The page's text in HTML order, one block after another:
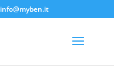
info@myben.it